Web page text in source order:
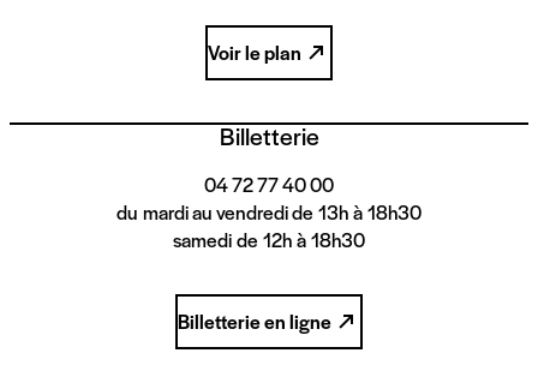
Voir le plan
Billetterie
04 72 77 40 00
du mardi au vendredi de 13h à 18h30
samedi de 12h à 18h30
Billetterie en ligne